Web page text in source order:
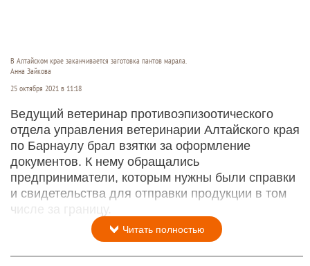
В Алтайском крае заканчивается заготовка пантов марала.
Анна Зайкова
25 октября 2021 в 11:18
Ведущий ветеринар противоэпизоотического
отдела управления ветеринарии Алтайского края
по Барнаулу брал взятки за оформление
документов. К нему обращались
предприниматели, которым нужны были справки
и свидетельства для отправки продукции в том
числе за границу.
Читать полностью